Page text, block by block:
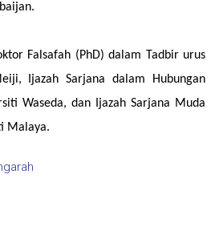
Falsafah (PhD) dalam Tadbir urus
Ijazah Sarjana dalam Hubungan
Waseda, dan Ijazah Sarjana Muda
Malaya.